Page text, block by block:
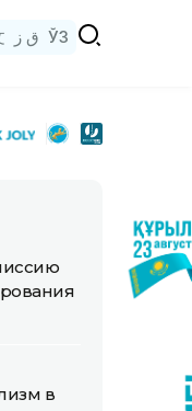
ق ز ЎЗ
в